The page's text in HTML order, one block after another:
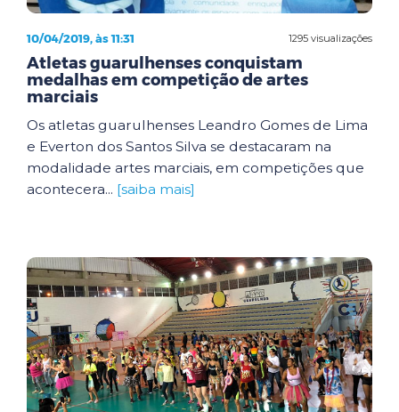
1295 visualizações
10/04/2019, às 11:31
Atletas guarulhenses conquistam
medalhas em competição de artes
marciais
Os atletas guarulhenses Leandro Gomes de Lima
e Everton dos Santos Silva se destacaram na
modalidade artes marciais, em competições que
acontecera... [saiba mais]